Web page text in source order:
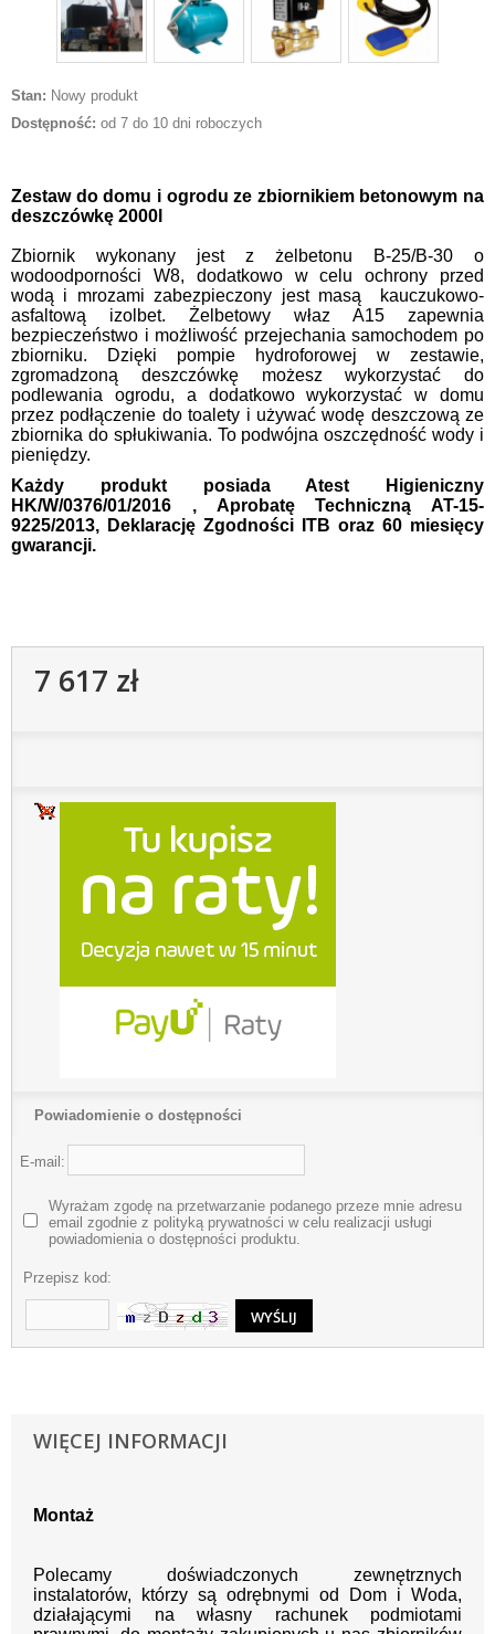
Stan: Nowy produkt
Dostępność: od 7 do 10 dni roboczych
Zestaw do domu i ogrodu ze zbiornikiem betonowym na
deszczówkę 2000l
Zbiornik wykonany jest z żelbetonu B-25/B-30 o
wodoodporności W8, dodatkowo w celu ochrony przed
wodą i mrozami zabezpieczony jest masą kauczukowo-
asfaltową izolbet. Żelbetowy właz A15 zapewnia
bezpieczeństwo i możliwość przejechania samochodem po
zbiorniku. Dzięki pompie hydroforowej w zestawie,
zgromadzoną deszczówkę możesz wykorzystać do
podlewania ogrodu, a dodatkowo wykorzystać w domu
przez podłączenie do toalety i używać wodę deszczową ze
zbiornika do spłukiwania. To podwójna oszczędność wody i
pieniędzy.
Każdy produkt posiada Atest Higieniczny
HK/W/0376/01/2016 , Aprobatę Techniczną AT-15-
9225/2013, Deklarację Zgodności ITB oraz 60 miesięcy
gwarancji.
7 617 zł
Powiadomienie o dostępności
E-mail:
Wyrażam zgodę na przetwarzanie podanego przeze mnie adresu
email zgodnie z polityką prywatności w celu realizacji usługi
powiadomienia o dostępności produktu.
Przepisz kod:
WIĘCEJ INFORMACJI
Montaż
Polecamy doświadczonych zewnętrznych
instalatorów, którzy są odrębnymi od Dom i Woda,
działającymi na własny rachunek podmiotami